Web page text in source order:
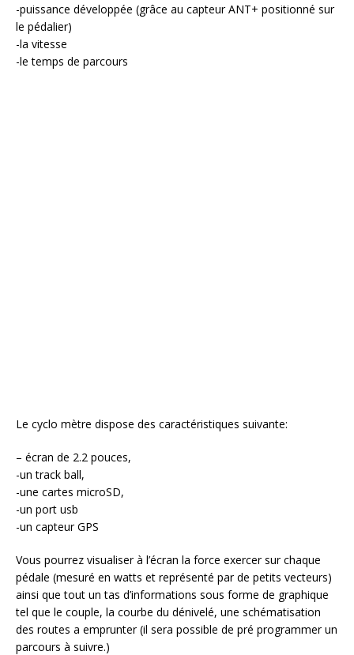
-puissance développée (grâce au capteur ANT+ positionné sur
le pédalier)
-la vitesse
-le temps de parcours
Le cyclo mètre dispose des caractéristiques suivante:
– écran de 2.2 pouces,
-un track ball,
-une cartes microSD,
-un port usb
-un capteur GPS
Vous pourrez visualiser à l’écran la force exercer sur chaque
pédale (mesuré en watts et représenté par de petits vecteurs)
ainsi que tout un tas d’informations sous forme de graphique
tel que le couple, la courbe du dénivelé, une schématisation
des routes a emprunter (il sera possible de pré programmer un
parcours à suivre.)